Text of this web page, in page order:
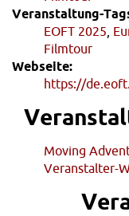
Veranstaltung-
EOFT 2025
Filmtour
Webseite:
https://
Moving
Veranstalter-